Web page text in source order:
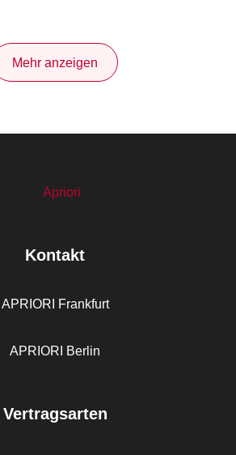
Mehr anzeigen
Kontakt
APRIORI Frankfurt
APRIORI Berlin
Vertragsarten